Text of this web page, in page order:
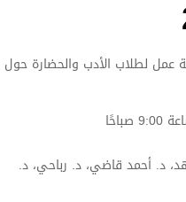
عمل لطلاب الأدب والحضارة حول
د. أحمد قاضي، د. رباحي، د.